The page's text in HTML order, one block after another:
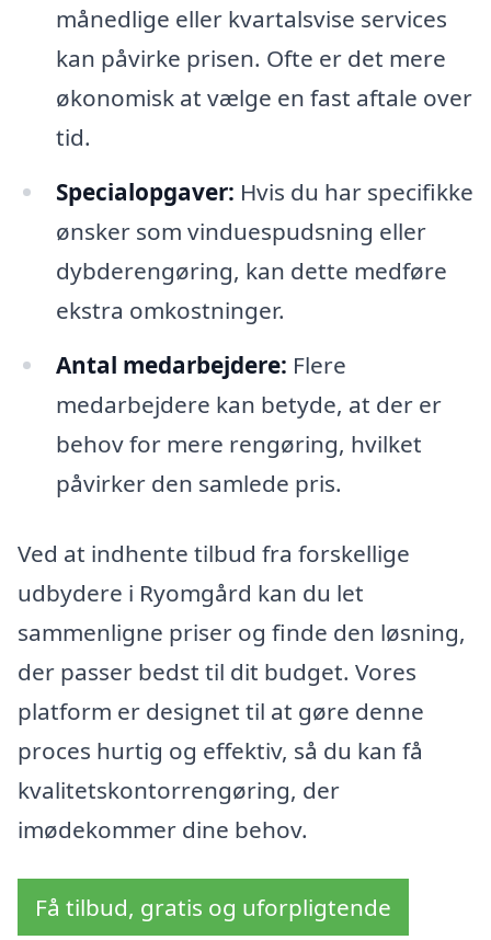
månedlige eller kvartalsvise services
kan påvirke prisen. Ofte er det mere
økonomisk at vælge en fast aftale over
tid.
Specialopgaver: Hvis du har specifikke
ønsker som vinduespudsning eller
dybderengøring, kan dette medføre
ekstra omkostninger.
Antal medarbejdere: Flere
medarbejdere kan betyde, at der er
behov for mere rengøring, hvilket
påvirker den samlede pris.
Ved at indhente tilbud fra forskellige
udbydere i Ryomgård kan du let
sammenligne priser og finde den løsning,
der passer bedst til dit budget. Vores
platform er designet til at gøre denne
proces hurtig og effektiv, så du kan få
kvalitetskontorrengøring, der
imødekommer dine behov.
Få tilbud, gratis og uforpligtende